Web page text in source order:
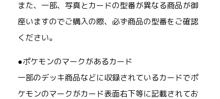
また、一部、写真とカードの型番が異なる商品が御
座いますのでご購入の際、必ず商品の型番をご確認
ください。
●ポケモンのマークがあるカード
一部のデッキ商品などに収録されているカードでポ
ケモンのマークがカード表面右下等に記載されてお